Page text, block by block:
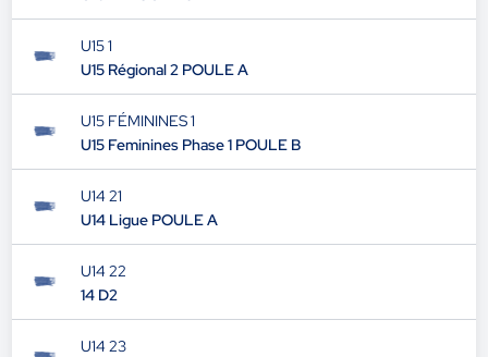
U15 1
U15 Régional 2 POULE A
U15 FÉMININES 1
U15 Feminines Phase 1 POULE B
U14 21
U14 Ligue POULE A
U14 22
14 D2
U14 23